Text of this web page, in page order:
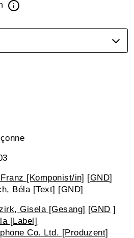
[Komponist/in] [GND]
Béla [Text] [GND]
Gisela [Gesang] [GND ]
[Label]
Co. Ltd. [Produzent]